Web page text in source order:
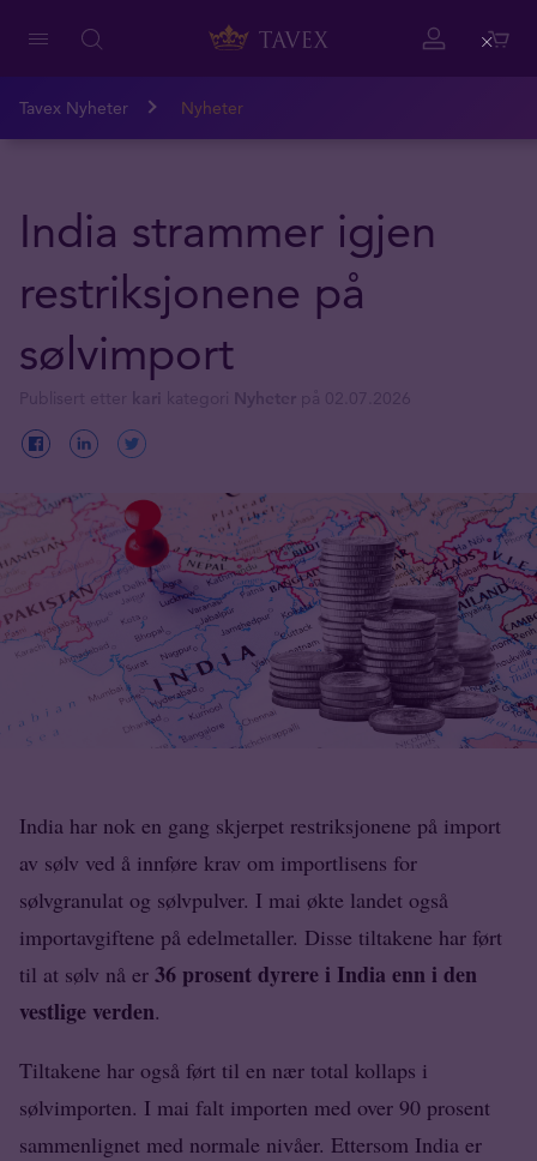
Tavex Nyheter Nyheter
India strammer igjen
restriksjonene på
sølvimport
India har nok en gang skjerpet restriksjonene på import
av sølv ved å innføre krav om importlisens for
sølvgranulat og sølvpulver. I mai økte landet også
importavgiftene på edelmetaller. Disse tiltakene har ført
til at sølv nå er 36 prosent dyrere i India enn i den
vestlige verden.
Tiltakene har også ført til en nær total kollaps i
sølvimporten. I mai falt importen med over 90 prosent
sammenlignet med normale nivåer. Ettersom India er
Close